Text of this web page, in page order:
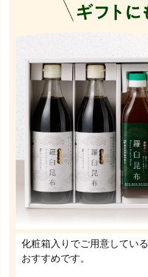
化粧箱入りでご用意してい
おすすめです。